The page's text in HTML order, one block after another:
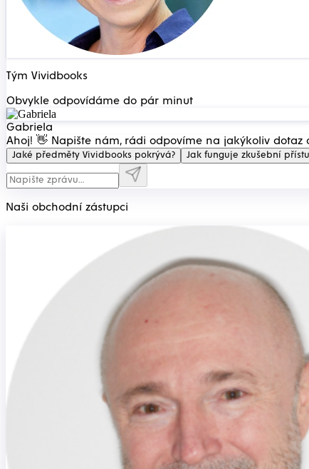
Tým Vividbooks
Obvykle odpovídáme do pár minut
Gabriela
Ahoj! 👋 Napište nám, rádi odpovíme na jakýkoliv dotaz
Jaké předměty Vividbooks pokrývá? Jak funguje zkušební
Naši obchodní zástupci